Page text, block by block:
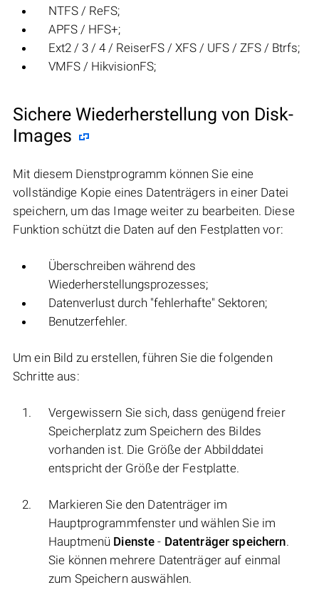
NTFS / ReFS;
APFS / HFS+;
Ext2 / 3 / 4 / ReiserFS / XFS / UFS / ZFS / Btrfs;
VMFS / HikvisionFS;
Sichere Wiederherstellung von Disk-
Images
Mit diesem Dienstprogramm können Sie eine
vollständige Kopie eines Datenträgers in einer Datei
speichern, um das Image weiter zu bearbeiten. Diese
Funktion schützt die Daten auf den Festplatten vor:
Überschreiben während des
Wiederherstellungsprozesses;
Datenverlust durch "fehlerhafte" Sektoren;
Benutzerfehler.
Um ein Bild zu erstellen, führen Sie die folgenden
Schritte aus:
Vergewissern Sie sich, dass genügend freier
Speicherplatz zum Speichern des Bildes
vorhanden ist. Die Größe der Abbilddatei
entspricht der Größe der Festplatte.
Markieren Sie den Datenträger im
Hauptprogrammfenster und wählen Sie im
Hauptmenü Dienste - Datenträger speichern.
Sie können mehrere Datenträger auf einmal
zum Speichern auswählen.